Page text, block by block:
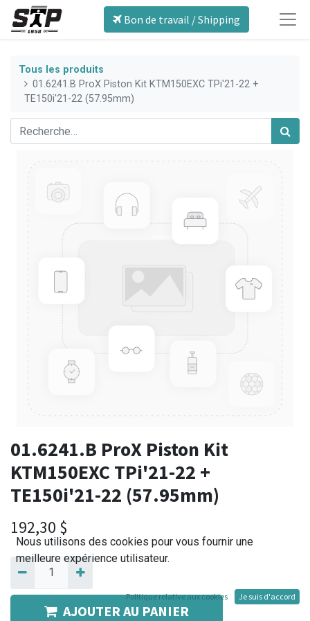
Bon de travail / Shipping
Tous les produits
01.6241.B ProX Piston Kit KTM150EXC TPi'21-22 +
TE150i'21-22 (57.95mm)
01.6241.B ProX Piston Kit
KTM150EXC TPi'21-22 +
TE150i'21-22 (57.95mm)
192,30 $
AJOUTER AU PANIER
Nous utilisons des cookies pour vous fournir une
meilleure expérience utilisateur.
Politique relative aux cookies Je suis d'accord